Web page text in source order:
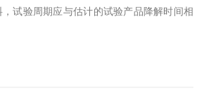
试验周期应与估计的试验产品降解时间相